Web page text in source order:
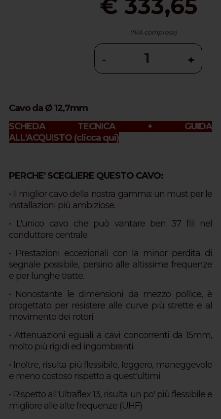
€ 333,65
(IVA compresa)
- +
Cavo da Ø 12,7mm
SCHEDA TECNICA + GUIDA
ALL'ACQUISTO (clicca qui)
PERCHE' SCEGLIERE QUESTO CAVO:
• Il miglior cavo della nostra gamma: un must per le
installazioni più ambiziose.
• L'unico cavo che può vantare ben 37 fili nel
conduttore centrale.
• Prestazioni eccezionali con la minor perdita di
segnale possibile, persino alle altissime frequenze
e per lunghe tratte.
• Nonostante le dimensioni da mezzo pollice, è
progettato per resistere alle curve più strette e al
movimento dei rotori.
• Attenuazioni eguali a cavi concorrenti da 15mm,
molto più rigidi ed ingombranti.
• Inoltre, risulta più flessibile, leggero, maneggevole
e meno costoso rispetto a quest'ultimi.
• Rispetto all'Ultraflex 13, risulta un po' più flessibile e
migliore alle alte frequenze (UHF).